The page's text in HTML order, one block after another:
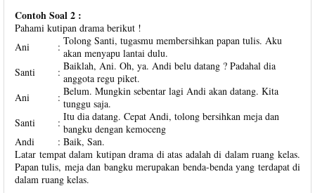
Contoh Soal 2 :
Pahami kutipan drama berikut !
Ani
: Tolong Santi, tugasmu membersihkan papan tulis. Aku
akan menyapu lantai dulu.
Santi
: Baiklah, Ani. Oh, ya. Andi belu datang ? Padahal dia
anggota regu piket.
Ani
: Belum. Mungkin sebentar lagi Andi akan datang. Kita
tunggu saja.
Santi
: Itu dia datang. Cepat Andi, tolong bersihkan meja dan
bangku dengan kemoceng
Andi
: Baik, San.
Latar tempat dalam kutipan drama di atas adalah di dalam ruang kelas.
Papan tulis, meja dan bangku merupakan benda-benda yang terdapat di
dalam ruang kelas.